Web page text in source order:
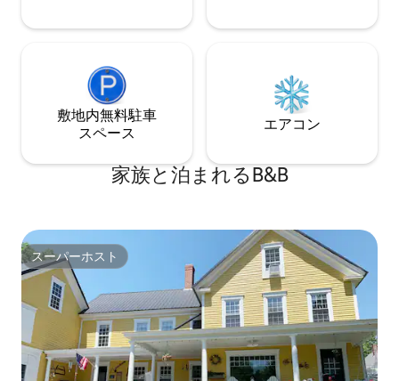
敷地内無料駐⁠車
ス⁠ペ⁠ー⁠ス
エアコン
家族と泊まれるB&B
スーパーホスト
スーパーホスト